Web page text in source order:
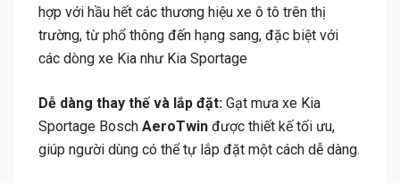
hợp với hầu hết các thương hiệu xe ô tô trên thị
trường, từ phổ thông đến hạng sang, đặc biệt với
các dòng xe Kia như Kia Sportage
Dễ dàng thay thế và lắp đặt: Gạt mưa xe Kia
Sportage Bosch AeroTwin được thiết kế tối ưu,
giúp người dùng có thể tự lắp đặt một cách dễ dàng.